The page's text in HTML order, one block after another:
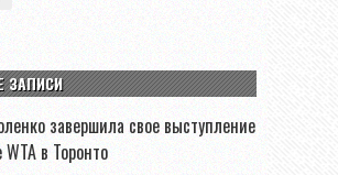
ЗАПИСИ
завершила свое выступление
в Торонто